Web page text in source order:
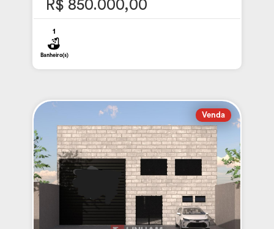
R$ 850.000,00
1
Banheiro(s)
Venda